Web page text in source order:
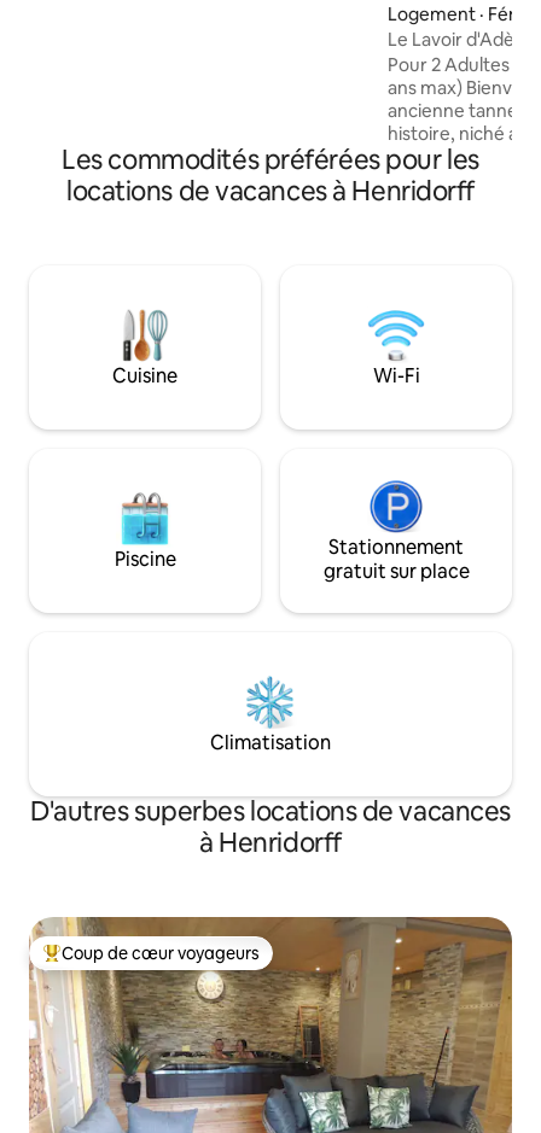
Logement ·
Le Lavoir d'Adèle 5 étoiles Spa & Sauna
Privatif
Pour 2 Adultes
ans max) Bienvenue dans cette
ancienne
histoire, niché au
d’un magnifique
Lavoir d Adèle
au confort
euros/enfant
apaisante sur la
environnante
Les commodités préférées pour les
locations de vacances à Henridorff
Cuisine Wi-Fi
Piscine
Stationnement
gratuit sur place
Climatisation
D'autres superbes locations de vacances
à Henridorff
Coup de cœur voyageurs parmi les plus aimés
Coup de cœur voyageurs